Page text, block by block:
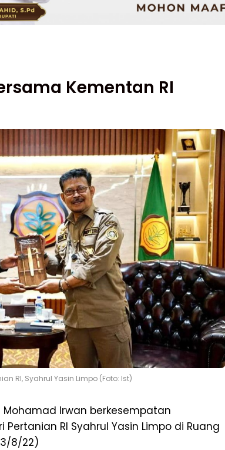
Kementan RI
RI, Syahrul Yasin Limpo (Foto: Ist)
Mohamad Irwan berkesempatan
RI Syahrul Yasin Limpo di Ruang
8/22)